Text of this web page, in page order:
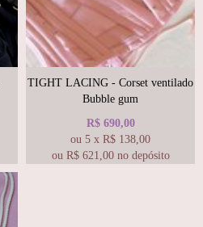
TIGHT LACING - Corset ventilado
Bubble gum
R$ 690,00
ou 5 x R$ 138,00
ou R$ 621,00 no depósito